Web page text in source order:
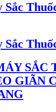
Sắc
Sắc
SẮC
GIÃN